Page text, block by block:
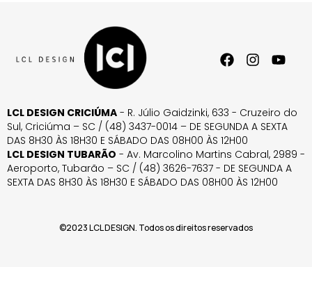
LCL DESIGN CRICIÚMA - R. Júlio Gaidzinki, 633 - Cruzeiro do
Sul, Criciúma – SC / (48) 3437-0014 – DE SEGUNDA A SEXTA
DAS 8H30 ÀS 18H30 E SÁBADO DAS 08H00 ÀS 12H00
LCL DESIGN TUBARÃO - Av. Marcolino Martins Cabral, 2989 -
Aeroporto, Tubarão – SC / (48) 3626-7637 - DE SEGUNDA A
SEXTA DAS 8H30 ÀS 18H30 E SÁBADO DAS 08H00 ÀS 12H00
©2023 LCL DESIGN. Todos os direitos reservados